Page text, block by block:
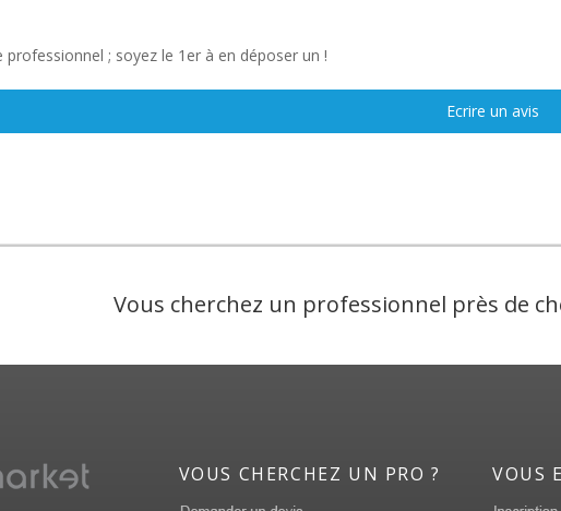
professionnel ; soyez le 1er à en déposer un !
Ecrire un avis
Vous cherchez un professionnel près de
VOUS CHERCHEZ UN PRO ? VOUS